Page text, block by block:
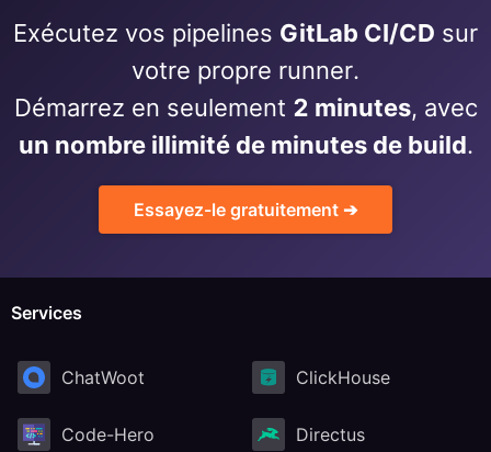
Exécutez vos pipelines GitLab CI/CD sur
votre propre runner.
Démarrez en seulement 2 minutes, avec
un nombre illimité de minutes de build.
Essayez-le gratuitement ➔
Services
ChatWoot ClickHouse
Code-Hero Directus